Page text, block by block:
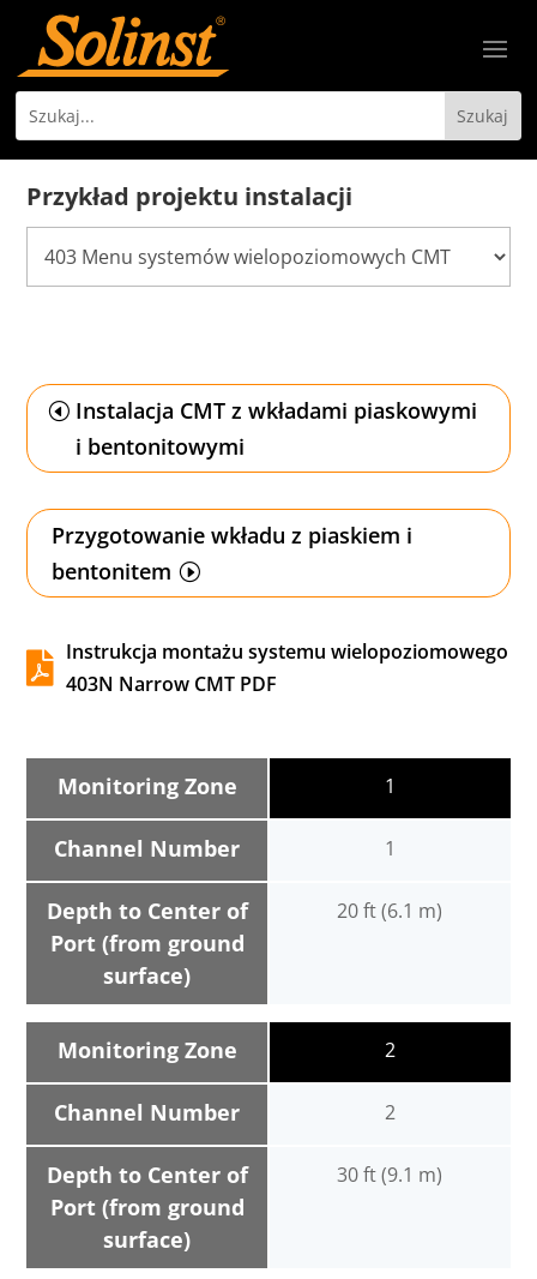
Przykład projektu instalacji
Instalacja CMT z wkładami piaskowymi
i bentonitowymi
Przygotowanie wkładu z piaskiem i
bentonitem
 Instrukcja montażu systemu wielopoziomowego
403N Narrow CMT PDF
Monitoring Zone
Channel Number
Depth to Center of
Port (from ground
surface)
1
1
20 ft (6.1 m)
Monitoring Zone
Channel Number
Depth to Center of
Port (from ground
surface)
2
2
30 ft (9.1 m)